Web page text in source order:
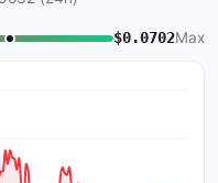
$0.0702Max